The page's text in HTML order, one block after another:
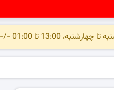
13:00 تا 01:00 -/-